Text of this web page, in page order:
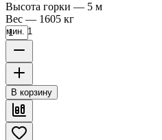
Высота горки — 5 м
Вес — 1605 кг
мин. 1
В корзину